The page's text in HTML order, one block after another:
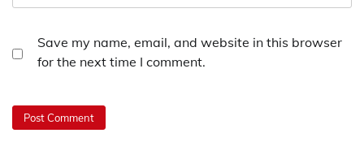
Save my name, email, and website in this browser
for the next time I comment.